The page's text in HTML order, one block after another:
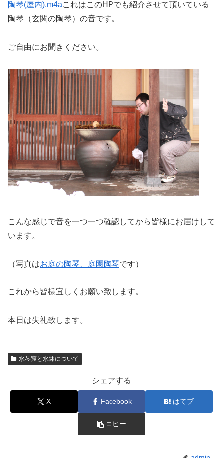
陶琴(屋内).m4aこれはこのHPでも紹介させて頂いている
陶琴（玄関の陶琴）の音です。
ご自由にお聞きください。
こんな感じで音を一つ一つ確認してから皆様にお届けして
います。
（写真はお庭の陶琴、庭園陶琴です）
これから皆様宜しくお願い致します。
本日は失礼致します。
水琴窟と水鉢について
シェアする
X Facebook はてブ
コピー